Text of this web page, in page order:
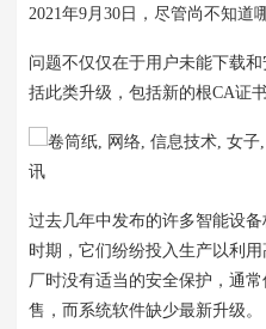
2021年9月30日，尽管尚不知道
问题不仅仅在于用户未能下载
括此类升级，包括新的根CA证
过去几年中发布的许多智能设
时期，它们纷纷投入生产以利用
厂时没有适当的安全保护，通
售，而系统软件缺少最新升级。